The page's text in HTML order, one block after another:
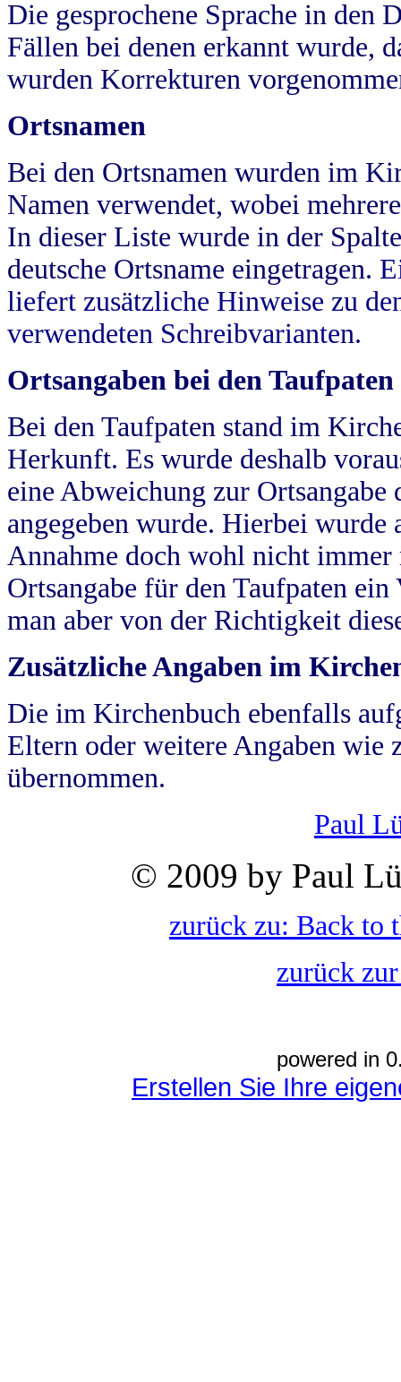
Die gesprochene Sprache in
Fällen bei denen erkannt wurde,
wurden Korrekturen
Ortsnamen
Bei den Ortsnamen wurden im
Namen verwendet, wobei
In dieser Liste wurde in der
deutsche Ortsname eingetragen.
liefert zusätzliche Hinweise zu
verwendeten Schreibvarianten.
Ortsangaben bei den Taufpaten
Bei den Taufpaten stand im
Herkunft. Es wurde deshalb
eine Abweichung zur
angegeben wurde. Hierbei wurde
Annahme doch wohl nicht
Ortsangabe für den Taufpaten
man aber von der Richtigkeit
Zusätzliche Angaben im
Die im Kirchenbuch ebenfalls
Eltern oder weitere Angaben wie
übernommen.
Paul
© 2009 by Paul
zurück zu: Back to
zurück
powered in
Erstellen Sie Ihre